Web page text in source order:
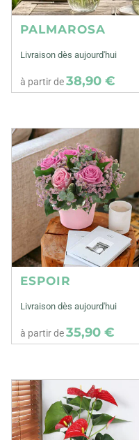
PALMAROSA
Livraison dès aujourd'hui
à partir de38,90 €
ESPOIR
Livraison dès aujourd'hui
à partir de35,90 €